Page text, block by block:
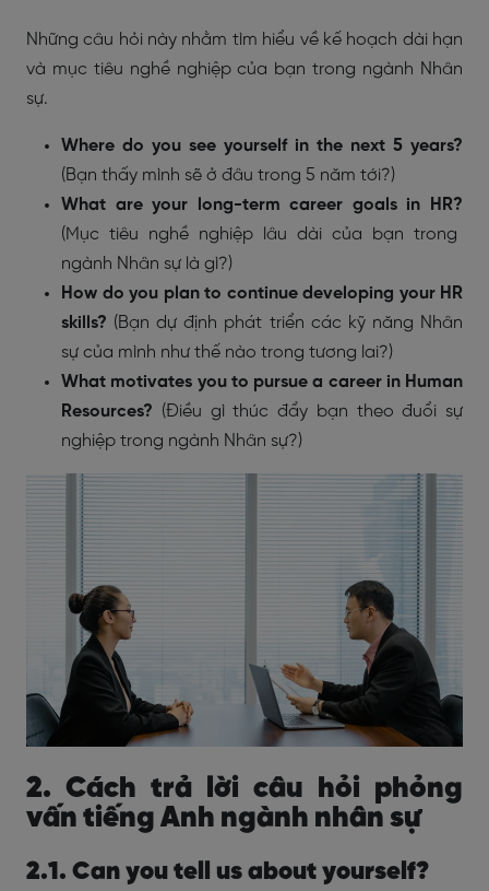
Những câu hỏi này nhằm tìm hiểu về kế hoạch dài hạn
và mục tiêu nghề nghiệp của bạn trong ngành Nhân
sự.
Where do you see yourself in the next 5 years?
(Bạn thấy mình sẽ ở đâu trong 5 năm tới?)
What are your long-term career goals in HR?
(Mục tiêu nghề nghiệp lâu dài của bạn trong
ngành Nhân sự là gì?)
How do you plan to continue developing your HR
skills? (Bạn dự định phát triển các kỹ năng Nhân
sự của mình như thế nào trong tương lai?)
What motivates you to pursue a career in Human
Resources? (Điều gì thúc đẩy bạn theo đuổi sự
nghiệp trong ngành Nhân sự?)
2. Cách trả lời câu hỏi phỏng
vấn tiếng Anh ngành nhân sự
2.1. Can you tell us about yourself?